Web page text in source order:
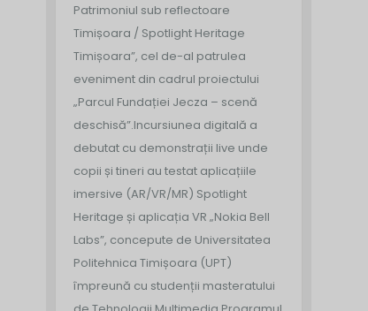
Patrimoniul sub reflectoare
Timișoara / Spotlight Heritage
Timișoara”, cel de-al patrulea
eveniment din cadrul proiectului
„Parcul Fundației Jecza – scenă
deschisă”.Incursiunea digitală a
debutat cu demonstrații live unde
copii și tineri au testat aplicațiile
imersive (AR/VR/MR) Spotlight
Heritage și aplicația VR „Nokia Bell
Labs”, concepute de Universitatea
Politehnica Timișoara (UPT)
împreună cu studenții masteratului